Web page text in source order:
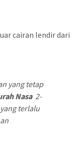
cairan lendir dari
yang tetap
Nasa2-
terlalu